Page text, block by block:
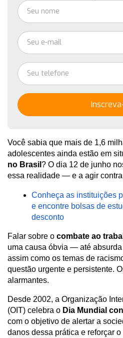
Você sabia que mais de 1,6
adolescentes ainda estão em
no Brasil ? O dia 12 de junho
essa realidade — e a agir
Conheça as instituições
e encontre bolsas de
desconto
Falar sobre o combate ao
uma causa óbvia — até
assim como os temas de
questão urgente e persistente.
alarmantes.
Desde 2002, a Organização
(OIT) celebra o Dia Mundial
com o objetivo de alertar a
danos dessa prática e reforçar